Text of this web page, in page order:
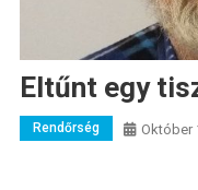
Eltűnt egy
Rendőrség Október